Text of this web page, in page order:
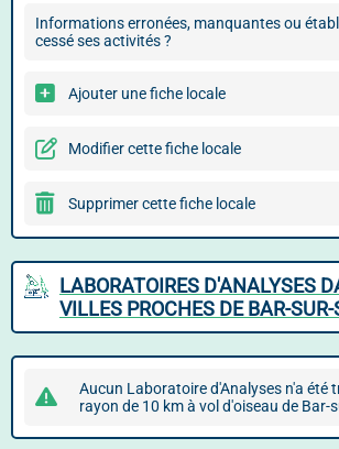
Informations erronées, manquantes ou
cessé ses activités ?
Ajouter une fiche locale
Modifier cette fiche locale
Supprimer cette fiche locale
LABORATOIRES D'ANALYSES
VILLES PROCHES DE BAR-SUR-
Aucun Laboratoire d'Analyses n'a été
rayon de 10 km à vol d'oiseau de Bar-